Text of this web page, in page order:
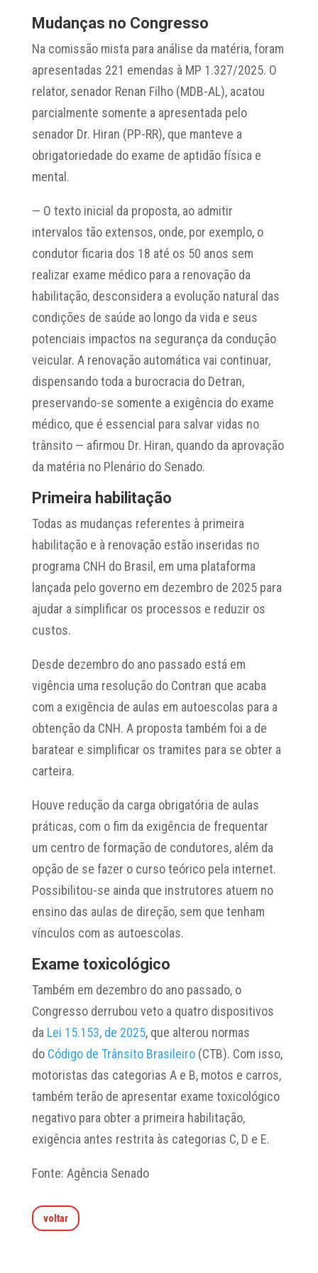
Mudanças no Congresso
Na comissão mista para análise da matéria, foram
apresentadas 221 emendas à MP 1.327/2025. O
relator, senador Renan Filho (MDB-AL), acatou
parcialmente somente a apresentada pelo
senador Dr. Hiran (PP-RR), que manteve a
obrigatoriedade do exame de aptidão física e
mental.
— O texto inicial da proposta, ao admitir
intervalos tão extensos, onde, por exemplo, o
condutor ficaria dos 18 até os 50 anos sem
realizar exame médico para a renovação da
habilitação, desconsidera a evolução natural das
condições de saúde ao longo da vida e seus
potenciais impactos na segurança da condução
veicular. A renovação automática vai continuar,
dispensando toda a burocracia do Detran,
preservando-se somente a exigência do exame
médico, que é essencial para salvar vidas no
trânsito — afirmou Dr. Hiran, quando da aprovação
da matéria no Plenário do Senado.
Primeira habilitação
Todas as mudanças referentes à primeira
habilitação e à renovação estão inseridas no
programa CNH do Brasil, em uma plataforma
lançada pelo governo em dezembro de 2025 para
ajudar a simplificar os processos e reduzir os
custos.
Desde dezembro do ano passado está em
vigência uma resolução do Contran que acaba
com a exigência de aulas em autoescolas para a
obtenção da CNH. A proposta também foi a de
baratear e simplificar os tramites para se obter a
carteira.
Houve redução da carga obrigatória de aulas
práticas, com o fim da exigência de frequentar
um centro de formação de condutores, além da
opção de se fazer o curso teórico pela internet.
Possibilitou-se ainda que instrutores atuem no
ensino das aulas de direção, sem que tenham
vínculos com as autoescolas.
Exame toxicológico
Também em dezembro do ano passado, o
Congresso derrubou veto a quatro dispositivos
da Lei 15.153, de 2025, que alterou normas
do Código de Trânsito Brasileiro(CTB). Com isso,
motoristas das categorias A e B, motos e carros,
também terão de apresentar exame toxicológico
negativo para obter a primeira habilitação,
exigência antes restrita às categorias C, D e E.
Fonte: Agência Senado
voltar